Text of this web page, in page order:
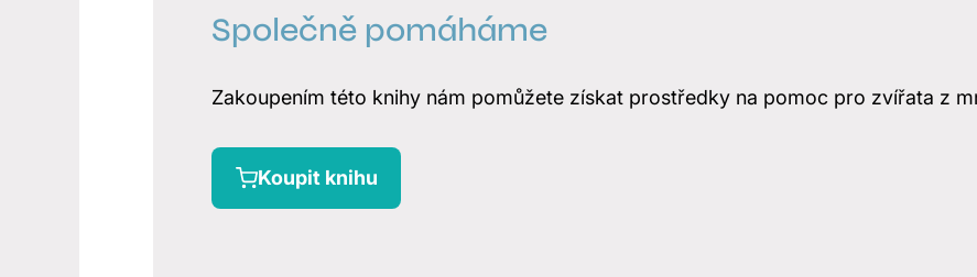
Společně pomáháme
Zakoupením této knihy nám pomůžete získat prostředky na pomoc pro zvířata z
Koupit knihu